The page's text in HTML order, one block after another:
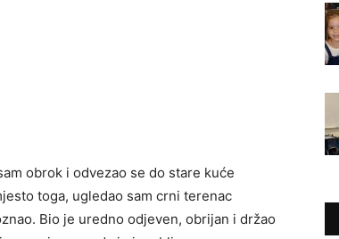
obrok i odvezao se do stare kuće
toga, ugledao sam crni terenac
Bio je uredno odjeven, obrijan i držao